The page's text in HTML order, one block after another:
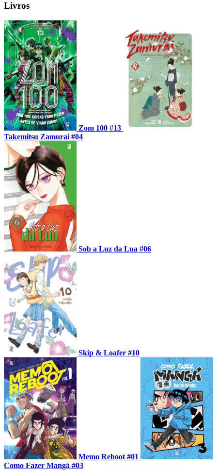
Livros
Zom 100 #13
Takemitsu Zamurai #04
Sob a Luz da Lua #06
Skip & Loafer #10
Memo Reboot #01
Como Fazer Mangá #03